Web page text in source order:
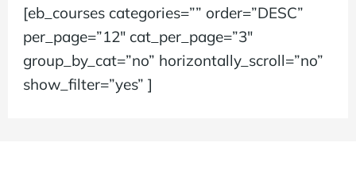
[eb_courses categories=”” order=”DESC”
per_page=”12″ cat_per_page=”3″
group_by_cat=”no” horizontally_scroll=”no”
show_filter=”yes” ]